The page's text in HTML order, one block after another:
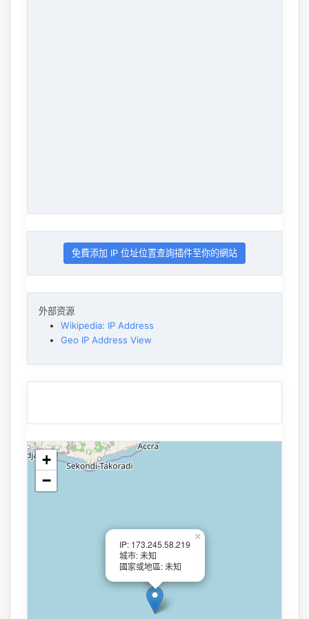
免費添加 IP 位址位置查詢插件至你的網站
外部资源
Wikipedia: IP Address
Geo IP Address View
IP: 173.245.58.219
城市: 未知
國家或地區: 未知
×
+
−